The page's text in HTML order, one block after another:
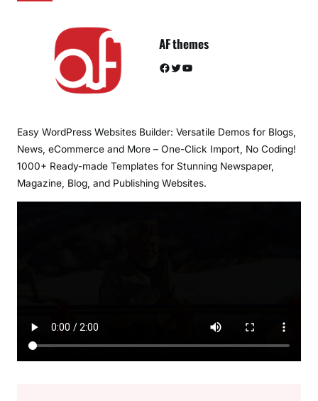
AF themes
Facebook Twitter YouTube
Easy WordPress Websites Builder: Versatile Demos for Blogs,
News, eCommerce and More – One-Click Import, No Coding!
1000+ Ready-made Templates for Stunning Newspaper,
Magazine, Blog, and Publishing Websites.